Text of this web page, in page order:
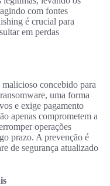
com fontes
é crucial para
em perdas
concebido para
uma forma
e exige pagamento
apenas comprometem a
operações
prazo. A prevenção é
de segurança atualizado